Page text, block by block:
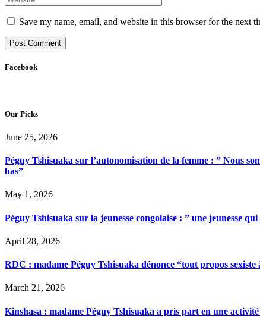
Save my name, email, and website in this browser for the next
Facebook
Our Picks
June 25, 2026
Péguy Tshisuaka sur l’autonomisation de la femme : ” Nous
bas”
May 1, 2026
Péguy Tshisuaka sur la jeunesse congolaise : ” une jeunesse
April 28, 2026
RDC : madame Péguy Tshisuaka dénonce “tout propos
March 21, 2026
Kinshasa : madame Péguy Tshisuaka a pris part en une